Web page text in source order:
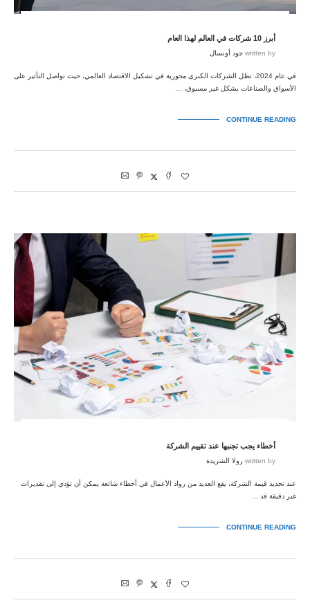
أبرز 10 شركات في العالم لهذا العام
written by جود أونسال
في عام 2024، تظل الشركات الكبرى محورية في تشكيل الاقتصاد العالمي، حيث تواصل التأثير على
الأسواق والصناعات بشكل غير مسبوق، …
CONTINUE READING
أخطاء يجب تجنبها عند تقييم الشركة
written by رولا الشريدة
عند تحديد قيمة الشركة، يقع العديد من رواد الأعمال في أخطاء شائعة يمكن أن تؤدي إلى تقديرات
غير دقيقة قد …
CONTINUE READING